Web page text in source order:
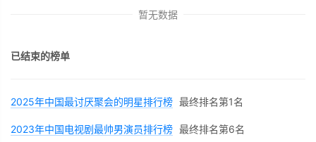
暂无数据
已结束的榜单
2025年中国最讨厌聚会的明星排行榜 最终排名第1名
2023年中国电视剧最帅男演员排行榜 最终排名第6名